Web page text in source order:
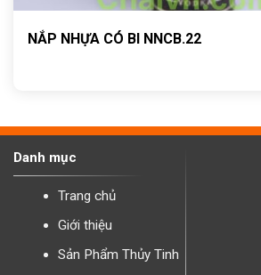
NẮP NHỰA CÓ BI NNCB.22
Danh mục
Trang chủ
Giới thiệu
Sản Phẩm Thủy Tinh